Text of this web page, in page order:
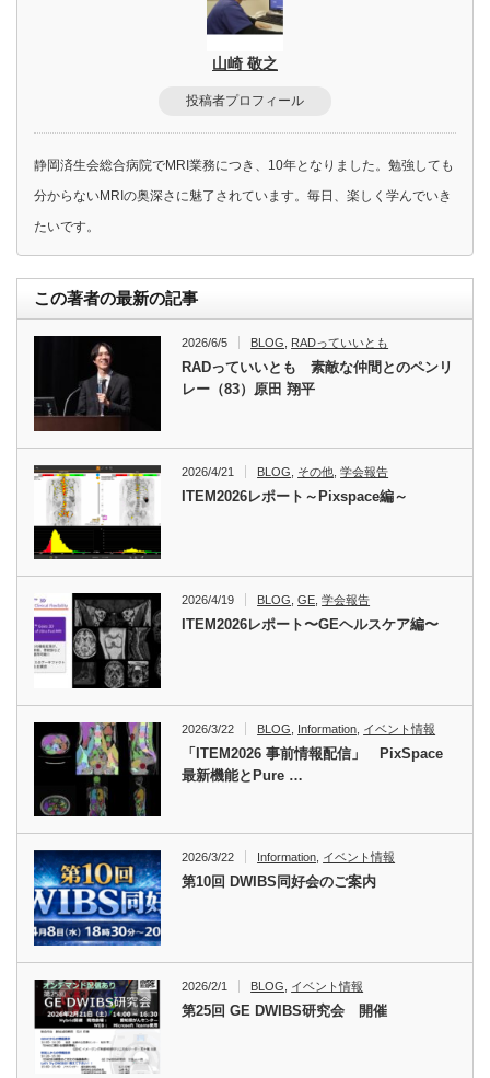
山崎 敬之
投稿者プロフィール
静岡済生会総合病院でMRI業務につき、10年となりました。勉強しても
分からないMRIの奥深さに魅了されています。毎日、楽しく学んでいき
たいです。
この著者の最新の記事
2026/6/5 BLOG, RADっていいとも
RADっていいとも 素敵な仲間とのペンリ
レー（83）原田 翔平
2026/4/21 BLOG その他 ,学会報告
ITEM2026レポート～Pixspace編～
2026/4/19 BLOG ,GE ,学会報告
ITEM2026レポート〜GEヘルスケア編〜
2026/3/22 BLOG Information イベント情報
「ITEM2026 事前情報配信」 PixSpace
最新機能とPure …
2026/3/22 Information イベント情報
第10回 DWIBS同好会のご案内
2026/2/1 BLOG イベント情報
第25回 GE DWIBS研究会 開催